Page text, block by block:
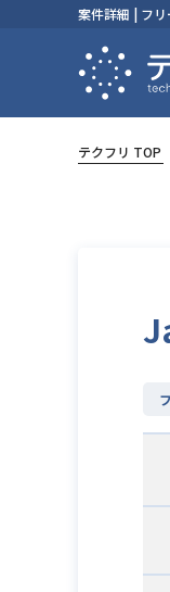
案件詳細 | フリ
テクフリ TOP